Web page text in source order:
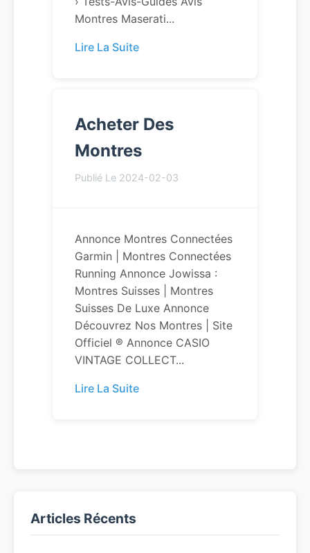
Montres Maserati...
Lire La Suite
Acheter Des
Montres
Publié Le 2024-02-03
Annonce Montres Connectées
Garmin | Montres Connectées
Running Annonce Jowissa :
Montres Suisses | Montres
Suisses De Luxe Annonce
Découvrez Nos Montres | Site
Officiel ® Annonce CASIO
VINTAGE COLLECT...
Lire La Suite
Articles Récents